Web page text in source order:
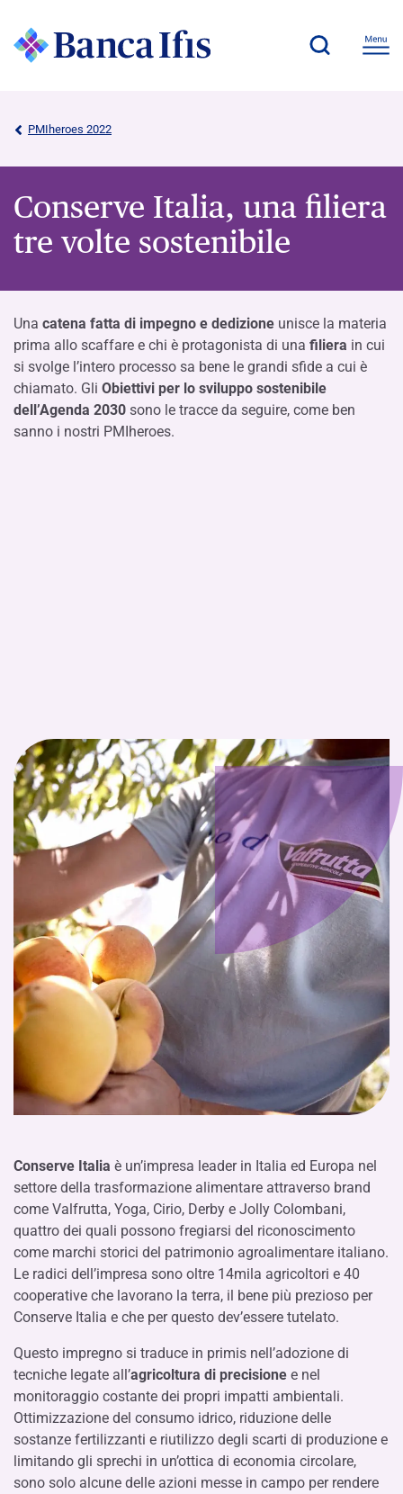
PMIheroes 2022
Conserve Italia, una filiera
tre volte sostenibile
Una catena fatta di impegno e dedizione unisce la materia
prima allo scaffare e chi è protagonista di una filiera in cui
si svolge l’intero processo sa bene le grandi sfide a cui è
chiamato. Gli Obiettivi per lo sviluppo sostenibile
dell’Agenda 2030 sono le tracce da seguire, come ben
sanno i nostri PMIheroes.
Conserve Italia è un’impresa leader in Italia ed Europa nel
settore della trasformazione alimentare attraverso brand
come Valfrutta, Yoga, Cirio, Derby e Jolly Colombani,
quattro dei quali possono fregiarsi del riconoscimento
come marchi storici del patrimonio agroalimentare italiano.
Le radici dell’impresa sono oltre 14mila agricoltori e 40
cooperative che lavorano la terra, il bene più prezioso per
Conserve Italia e che per questo dev’essere tutelato.
Questo impregno si traduce in primis nell’adozione di
tecniche legate all’agricoltura di precisione e nel
monitoraggio costante dei propri impatti ambientali.
Ottimizzazione del consumo idrico, riduzione delle
sostanze fertilizzanti e riutilizzo degli scarti di produzione e
limitando gli sprechi in un’ottica di economia circolare,
sono solo alcune delle azioni messe in campo per rendere